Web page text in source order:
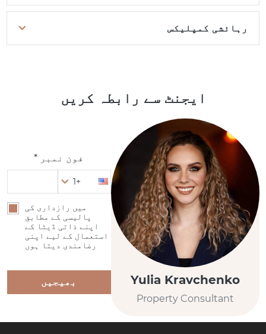
رہائشی کمپلیکس
ایجنٹ سے رابطہ کریں
Yulia Kravchenko
Property Consultant
فون نمبر *
+1
میں رازداری کی
پالیسی کے مطابق
اپنے ذاتی ڈیٹا کے
استعمال کے لیے اپنی
رضامندی دیتا ہوں
بھیجیں